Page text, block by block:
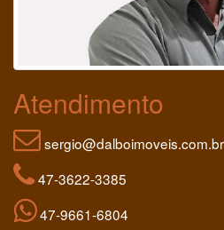
Atendimento
sergio@dalboimoveis.com.br
47-3622-3385
47-9661-6804